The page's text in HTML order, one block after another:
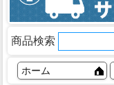
商品検索
ホーム